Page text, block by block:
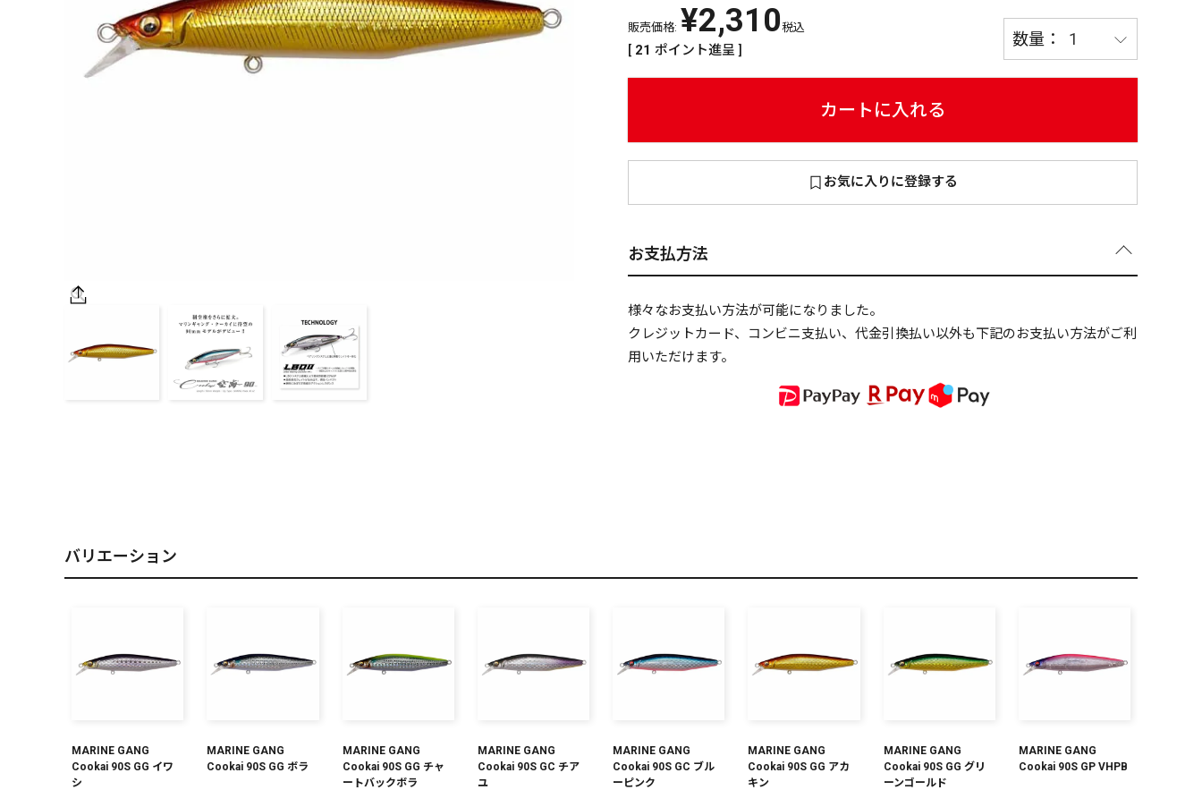
OUTDOOR
全て
販売価格: ¥2,310税込
[ 21 ポイント進呈 ]
カートに入れる
お気に入りに登録する
お支払方法
様々なお支払い方法が可能になりました。
クレジットカード、コンビニ支払い、代金引換払い以外も下記のお支払い方法がご利
用いただけます。
バリエーション
MARINE GANG
Cookai 90S GG イワ
シ
MARINE GANG
Cookai 90S GG ボラ
MARINE GANG
Cookai 90S GG チャ
ートバックボラ
MARINE GANG
Cookai 90S GC チア
ユ
MARINE GANG
Cookai 90S GC ブル
ーピンク
MARINE GANG
Cookai 90S GG アカ
キン
MARINE GANG
Cookai 90S GG グリ
ーンゴールド
MARINE GANG
Cookai 90S GP VHPB